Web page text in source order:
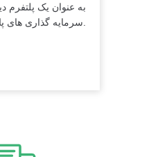
به عنوان یک پلتفرم